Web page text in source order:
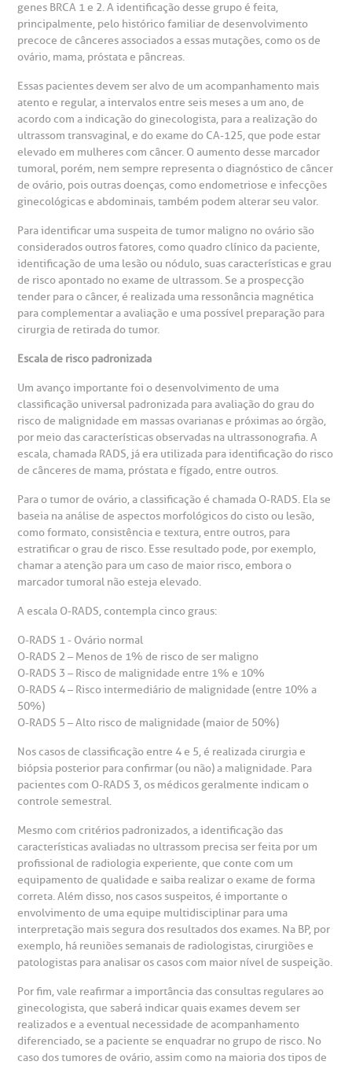
ouvidoria@bp.org.br
Fale Conosco
Rua Maestro Cardim, 769
CEP: 01323-001 | Bela Vista
São Paulo - SP
BP Mirante
Saiba mais
Endereço:
R. Martiniano de Carvalho, 965
CEP: 01323-001 | Bela Vista
São Paulo - SP
R. Colômbia, 332
São Paulo - SP
social da BP
corporativa
social
a BP
Conosco
de Bioética
Telemedicina BP
Teleinterconsulta
Centro de Doenças Autoimunes
socorro
de cópia de prontuário médico
de orçamento particular
de veracidade de atestado
atendimento
Cirurgia
de Sangue
de órgãos
de cuidado
e perdidos
especialidades
genes BRCA 1 e 2. A identificação desse grupo é feita,
principalmente, pelo histórico familiar de desenvolvimento
precoce de cânceres associados a essas mutações, como os de
ovário, mama, próstata e pâncreas.
Essas pacientes devem ser alvo de um acompanhamento mais
atento e regular, a intervalos entre seis meses a um ano, de
acordo com a indicação do ginecologista, para a realização do
ultrassom transvaginal, e do exame do CA-125, que pode estar
elevado em mulheres com câncer. O aumento desse marcador
tumoral, porém, nem sempre representa o diagnóstico de câncer
de ovário, pois outras doenças, como endometriose e infecções
ginecológicas e abdominais, também podem alterar seu valor.
Para identificar uma suspeita de tumor maligno no ovário são
considerados outros fatores, como quadro clínico da paciente,
identificação de uma lesão ou nódulo, suas características e grau
de risco apontado no exame de ultrassom. Se a prospecção
tender para o câncer, é realizada uma ressonância magnética
para complementar a avaliação e uma possível preparação para
cirurgia de retirada do tumor.
Escala de risco padronizada
Um avanço importante foi o desenvolvimento de uma
classificação universal padronizada para avaliação do grau do
risco de malignidade em massas ovarianas e próximas ao órgão,
por meio das características observadas na ultrassonografia. A
escala, chamada RADS, já era utilizada para identificação do risco
de cânceres de mama, próstata e fígado, entre outros.
Para o tumor de ovário, a classificação é chamada O-RADS. Ela se
baseia na análise de aspectos morfológicos do cisto ou lesão,
como formato, consistência e textura, entre outros, para
estratificar o grau de risco. Esse resultado pode, por exemplo,
chamar a atenção para um caso de maior risco, embora o
marcador tumoral não esteja elevado.
A escala O-RADS, contempla cinco graus:
O-RADS 1 - Ovário normal
O-RADS 2 – Menos de 1% de risco de ser maligno
O-RADS 3 – Risco de malignidade entre 1% e 10%
O-RADS 4 – Risco intermediário de malignidade (entre 10% a
50%)
O-RADS 5 – Alto risco de malignidade (maior de 50%)
Nos casos de classificação entre 4 e 5, é realizada cirurgia e
biópsia posterior para confirmar (ou não) a malignidade. Para
pacientes com O-RADS 3, os médicos geralmente indicam o
controle semestral.
Mesmo com critérios padronizados, a identificação das
características avaliadas no ultrassom precisa ser feita por um
profissional de radiologia experiente, que conte com um
equipamento de qualidade e saiba realizar o exame de forma
correta. Além disso, nos casos suspeitos, é importante o
envolvimento de uma equipe multidisciplinar para uma
interpretação mais segura dos resultados dos exames. Na BP, por
exemplo, há reuniões semanais de radiologistas, cirurgiões e
patologistas para analisar os casos com maior nível de suspeição.
Por fim, vale reafirmar a importância das consultas regulares ao
ginecologista, que saberá indicar quais exames devem ser
realizados e a eventual necessidade de acompanhamento
diferenciado, se a paciente se enquadrar no grupo de risco. No
caso dos tumores de ovário, assim como na maioria dos tipos de